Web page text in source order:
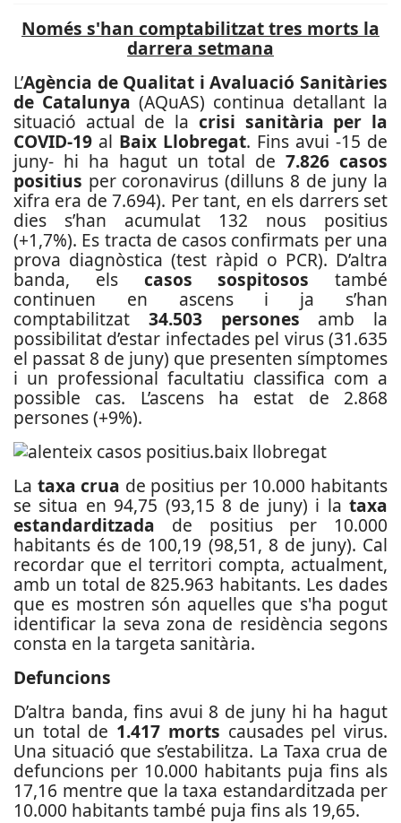
Només s'han comptabilitzat tres morts la
darrera setmana
L’Agència de Qualitat i Avaluació Sanitàries
de Catalunya (AQuAS) continua detallant la
situació actual de la crisi sanitària per la
COVID-19 al Baix Llobregat. Fins avui -15 de
juny- hi ha hagut un total de7.826 casos
positius per coronavirus (dilluns 8 de juny la
xifra era de 7.694). Per tant, en els darrers set
dies s’han acumulat 132 nous positius
(+1,7%). Es tracta de casos confirmats per una
prova diagnòstica (test ràpid o PCR). D’altra
banda, els casos sospitosos també
continuen en ascens i ja s’han
comptabilitzat 34.503 persones amb la
possibilitat d’estar infectades pel virus (31.635
el passat 8 de juny) que presenten símptomes
i un professional facultatiu classifica com a
possible cas. L’ascens ha estat de 2.868
persones (+9%).
La taxa crua de positius per 10.000 habitants
se situa en 94,75 (93,15 8 de juny) i la taxa
estandarditzada de positius per 10.000
habitants és de 100,19 (98,51, 8 de juny). Cal
recordar que el territori compta, actualment,
amb un total de 825.963 habitants. Les dades
que es mostren són aquelles que s'ha pogut
identificar la seva zona de residència segons
consta en la targeta sanitària.
Defuncions
D’altra banda, fins avui 8 de juny hi ha hagut
un total de 1.417 morts causades pel virus.
Una situació que s’estabilitza. La Taxa crua de
defuncions per 10.000 habitants puja fins als
17,16 mentre que la taxa estandarditzada per
10.000 habitants també puja fins als 19,65.